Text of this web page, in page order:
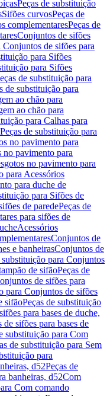
Peças de substituição
Sifões curvosPeças de
complementaresPeças de
Conjuntos de sifões
Conjuntos de sifões para
para Sifões
para Sifões
de substituição para
de substituição para
ao chão para
ao chão para
para Calhas para
Peças de substituição para
no pavimento para
no pavimento para
no pavimento para
para Acessórios
para duche de
para Sifões de
de paredePeças de
para sifões de
Acessórios
Conjuntos de
e banheirasConjuntos de
substituição para Conjuntos
de sifãoPeças de
de sifões para
para Conjuntos de sifões
sifãoPeças de substituição
para bases de duche,
sifões para bases de
substituição para Com
de substituição para Sem
para
d52Peças de
banheiras, d52Com
Com comando